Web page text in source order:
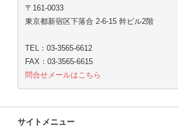
〒161-0033
東京都新宿区下落合 2-6-15 幹ビル2階
TEL：03-3565-6612
FAX：03-3565-6615
問合せメールはこちら
サイトメニュー